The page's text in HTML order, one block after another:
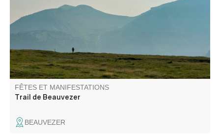
cœur des Alpes du Sud et du Mercantour !
FÊTES ET MANIFESTATIONS
Trail de Beauvezer
BEAUVEZER